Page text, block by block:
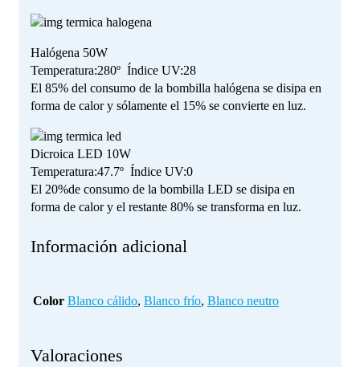
Halógena 50W
Temperatura:280º Índice UV:28
El 85% del consumo de la bombilla halógena se disipa en
forma de calor y sólamente el 15% se convierte en luz.
Dicroica LED 10W
Temperatura:47.7º Índice UV:0
El 20%de consumo de la bombilla LED se disipa en
forma de calor y el restante 80% se transforma en luz.
Información adicional
Color Blanco cálido, Blanco frío, Blanco neutro
Valoraciones